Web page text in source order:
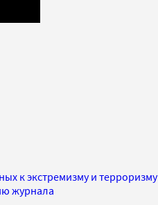
к экстремизму и
журнала